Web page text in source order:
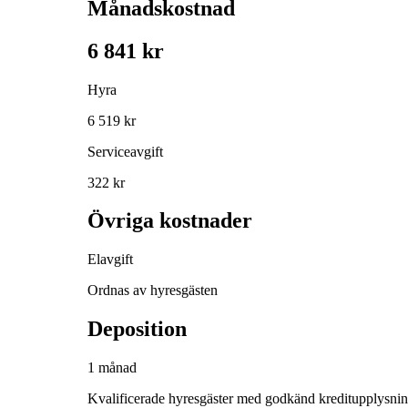
Månadskostnad
6 841 kr
Hyra
6 519 kr
Serviceavgift
322 kr
Övriga kostnader
Elavgift
Ordnas av hyresgästen
Deposition
1 månad
Kvalificerade hyresgäster med godkänd